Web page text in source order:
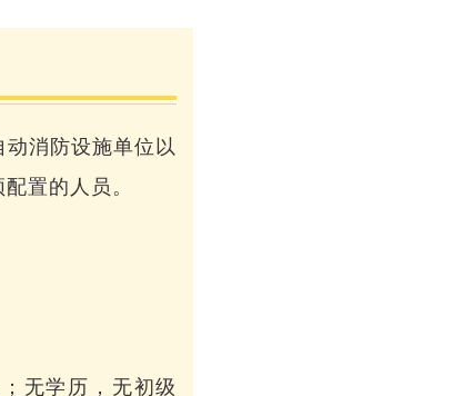
消防设施单位以
置的人员。
无学历，无初级